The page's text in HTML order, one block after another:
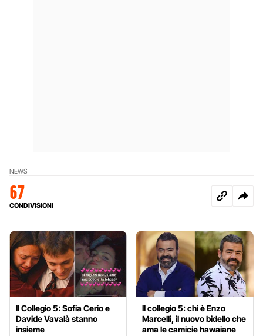
NEWS
67
CONDIVISIONI
Il Collegio 5: Sofia Cerio e
Davide Vavalà stanno
insieme
Il collegio 5: chi è Enzo
Marcelli, il nuovo bidello che
ama le camicie hawaiane